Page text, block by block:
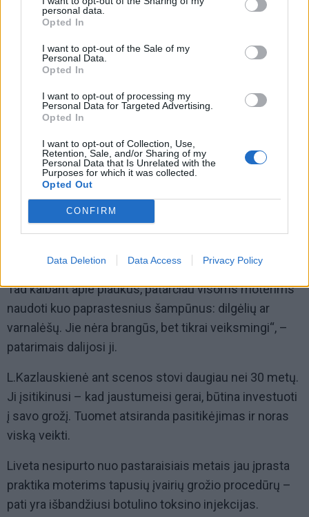
personal data.
Opted In
I want to opt-out of the Sale of my
Personal Data.
Opted In
I want to opt-out of processing my
Personal Data for Targeted Advertising.
Opted In
I want to opt-out of Collection, Use,
Retention, Sale, and/or Sharing of my
Personal Data that Is Unrelated with the
Purposes for which it was collected.
Opted Out
CONFIRM
Data Deletion Data Access Privacy Policy
organizmas: turiu skydliaukės problemų, kuri stipriai
rūpinuosi, kad nepamesčiau tos nuotaikos!
Tad kalbant apie plaukus, patarčiau visoms moterims
naudoti kuo paprastesnius šampūnus: dilgėlių ar
varnalėšų. Jie nėra brangūs, bet tikrai veiksmingi“, –
patarimais dalijosi ji.
L.Kazlauskienė ant scenos stovi daugiau nei 30 metų.
Ji įsitikinusi – kad jaustumeisi gerai, būtina investuoti
į savo grožį. Tuomet atsiranda pasitikėjimas ir noras
viską veikti.
Liveta nesipurto nuo pastaraisiais metais jau įprasta
praktika moterims tapusių įvairių grožio procedūrų –
pati yra išbandžiusi botulino toksino injekcijas.